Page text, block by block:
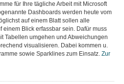
für Ihre tägliche Arbeit mit Microsoft
Dashboards werden heute vom
auf einem Blatt sollen alle
einem Blick erfassbar sein. Dafür muss
Tabellen umgehen und Abweichungen
visualisieren. Dabei kommen u.
sowie Sparklines zum Einsatz. Zur